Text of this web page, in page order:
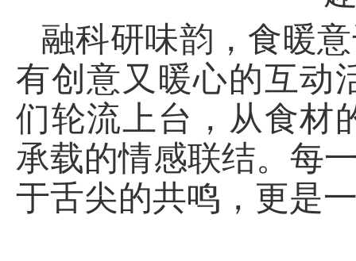
融科研味韵，食暖
有创意又暖心的互动
们轮流上台，从食材
承载的情感联结。每
于舌尖的共鸣，更是